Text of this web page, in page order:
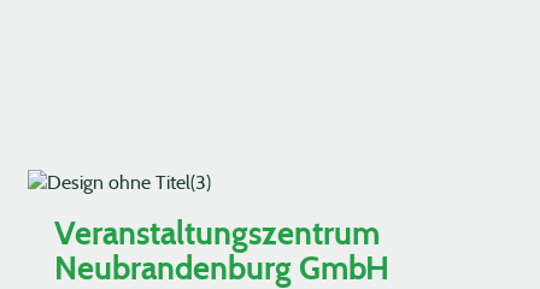
Veranstaltungszentrum
Neubrandenburg GmbH